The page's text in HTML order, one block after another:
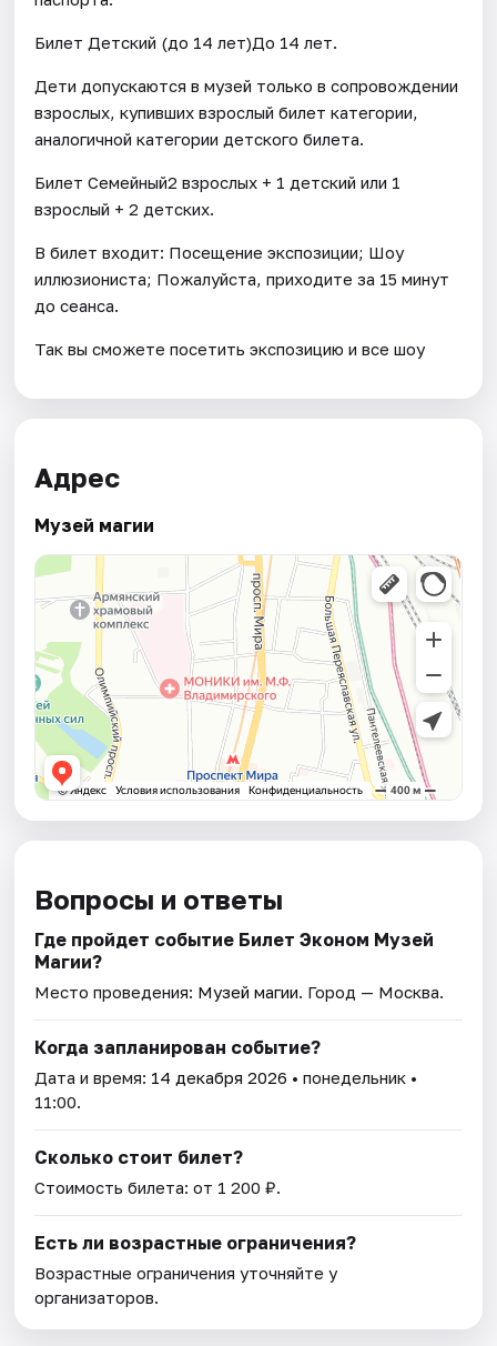
Билет Детский (до 14 лет)До 14 лет.
Дети допускаются в музей только в сопровождении
взрослых, купивших взрослый билет категории,
аналогичной категории детского билета.
Билет Семейный2 взрослых + 1 детский или 1
взрослый + 2 детских.
В билет входит: Посещение экспозиции; Шоу
иллюзиониста; Пожалуйста, приходите за 15 минут
до сеанса.
Так вы сможете посетить экспозицию и все шоу
Адрес
Музей магии
Вопросы и ответы
Где пройдет событие Билет Эконом Музей
Магии?
Место проведения: Музей магии. Город — Москва.
Когда запланирован событие?
Дата и время: 14 декабря 2026 • понедельник •
11:00.
Сколько стоит билет?
Стоимость билета: от 1 200 ₽.
Есть ли возрастные ограничения?
Возрастные ограничения уточняйте у
организаторов.